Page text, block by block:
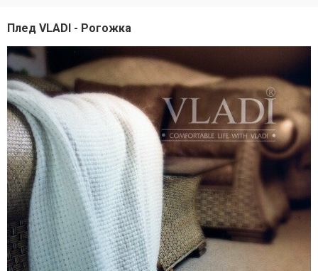
Плед VLADI - Рогожка